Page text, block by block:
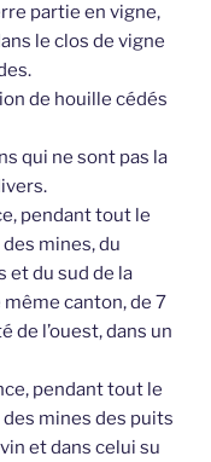
partie en vigne,
le clos de vigne
de houille cédés
qui ne sont pas la
pendant tout le
mines, du
et du sud de la
canton, de 7
de l’ouest, dans un
pendant tout le
mines des puits
et dans celui su